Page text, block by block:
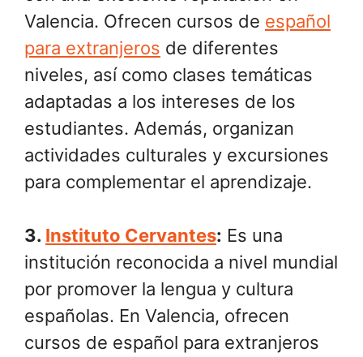
Valencia. Ofrecen cursos de español
para extranjeros de diferentes
niveles, así como clases temáticas
adaptadas a los intereses de los
estudiantes. Además, organizan
actividades culturales y excursiones
para complementar el aprendizaje.
3. Instituto Cervantes: Es una
institución reconocida a nivel mundial
por promover la lengua y cultura
españolas. En Valencia, ofrecen
cursos de español para extranjeros